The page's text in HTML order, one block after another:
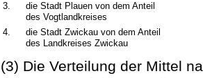
3.
die Stadt Plauen von dem Anteil
des Vogtlandkreises
4.
die Stadt Zwickau von dem Anteil
des Landkreises Zwickau
(3) Die Verteilung der Mittel